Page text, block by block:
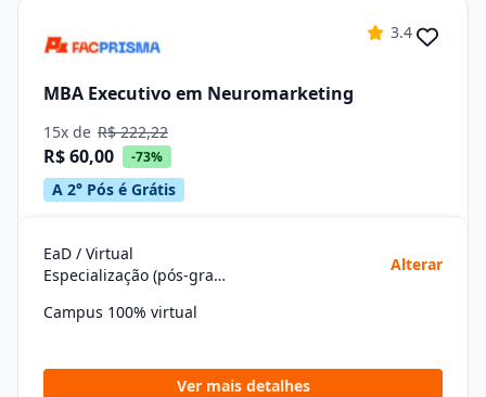
3.4
MBA Executivo em Neuromarketing
15x de R$ 222,22
R$ 60,00 -73%
A 2° Pós é Grátis
EaD / Virtual
Especialização (pós-graduação)
Alterar
Campus 100% virtual
Ver mais detalhes